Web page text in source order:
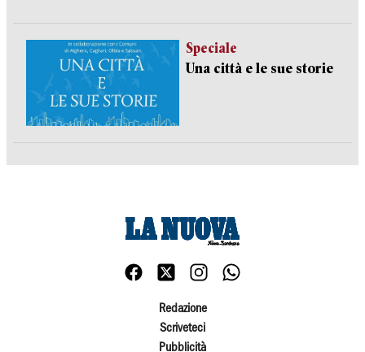
Speciale
Una città e le sue storie
Redazione
Scriveteci
Pubblicità